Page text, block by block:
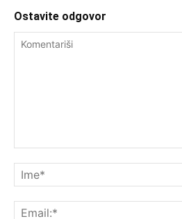
Ostavite odgovor